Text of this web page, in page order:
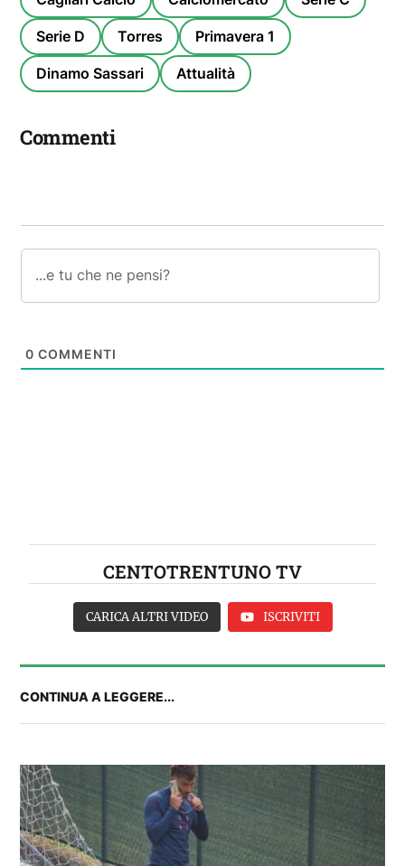
Serie D Torres Primavera 1
Dinamo Sassari Attualità
Commenti
0 COMMENTI
CENTOTRENTUNO TV
Balliana: “Firmare con la Bora è come andare al
Real Madrid. Ora obiettivo Lunigiana”
CARICA ALTRI VIDEO ISCRIVITI
CONTINUA A LEGGERE...